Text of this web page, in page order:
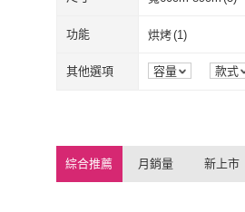
家用型
寬60cm-89cm
功能 烘烤(1)
烘烤
其他選項 容量 款式
綜合推薦 月銷量 新上市